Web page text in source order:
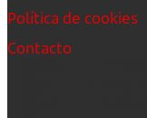
Política de cookies
Contacto